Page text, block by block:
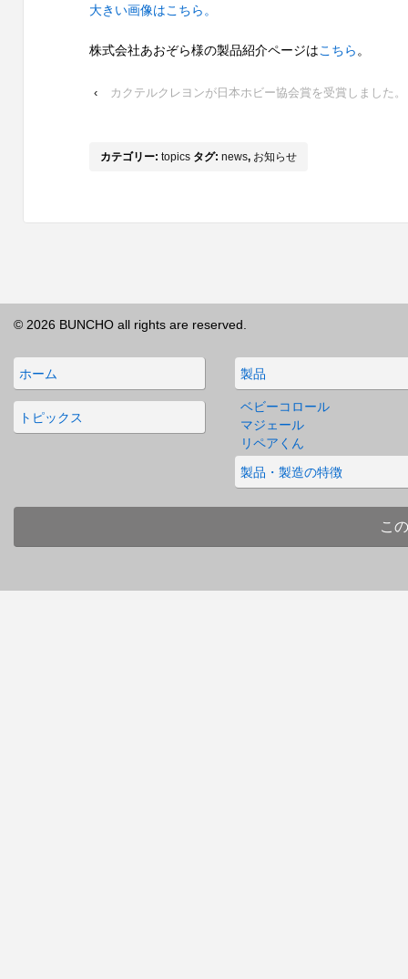
大きい画像はこちら。
株式会社あおぞら様の製品紹介ページはこちら 。
‹ カクテルクレヨンが日本ホビー協会賞を受賞しました。
カテゴリー: topics タグ: news, お知らせ
© 2026 BUNCHO all rights are reserved.
ホーム
トピックス
製品
ベビーコロール
マジェール
リペアくん
製品・製造の特徴
こ